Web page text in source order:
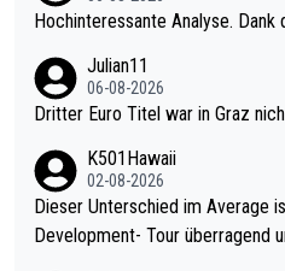
Hochinteressante Analyse. Dank
Julian11
06-08-2026
Dritter Euro Titel war in Graz
K501Hawaii
02-08-2026
Dieser Unterschied im Average ist echt
Development- Tour überragend